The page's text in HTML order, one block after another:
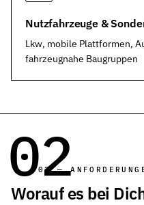
Nehmen Sie Kontakt mit
Karriere
Ihre Karrieremöglichkeiten
Impressum
Rechtliche Informationen
Unsere allgemeinen
Nutzfahrzeuge &
Lkw, mobile Plattformen,
fahrzeugnahe Baugruppen
02
02 —
Worauf es bei